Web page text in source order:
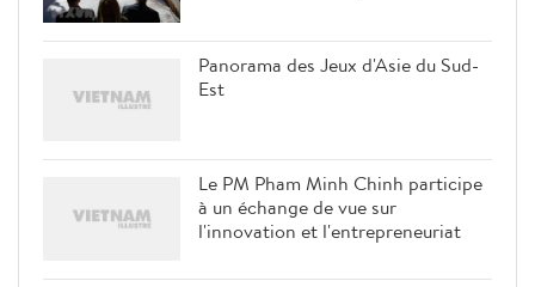
Panorama des Jeux d'Asie du Sud-
Est
Le PM Pham Minh Chinh participe
à un échange de vue sur
l'innovation et l'entrepreneuriat